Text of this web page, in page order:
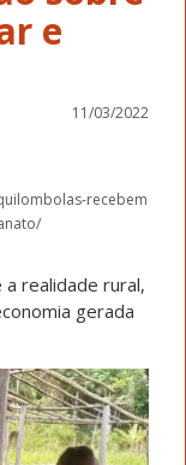
e
11/03/2022
recebem
realidade rural,
gerada